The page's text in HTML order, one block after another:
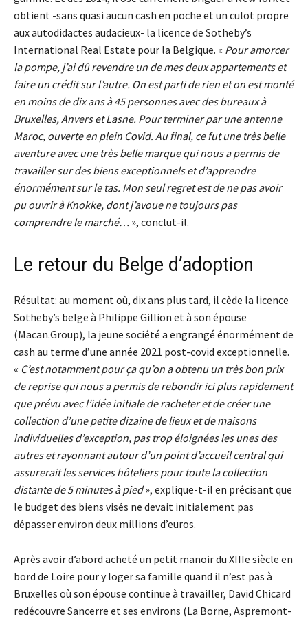
obtient -sans quasi aucun cash en poche et un culot propre
aux autodidactes audacieux- la licence de Sotheby’s
International Real Estate pour la Belgique. « Pour amorcer
la pompe, j’ai dû revendre un de mes deux appartements et
faire un crédit sur l’autre. On est parti de rien et on est monté
en moins de dix ans à 45 personnes avec des bureaux à
Bruxelles, Anvers et Lasne. Pour terminer par une antenne
Maroc, ouverte en plein Covid. Au final, ce fut une très belle
aventure avec une très belle marque qui nous a permis de
travailler sur des biens exceptionnels et d’apprendre
énormément sur le tas. Mon seul regret est de ne pas avoir
pu ouvrir à Knokke, dont j’avoue ne toujours pas
comprendre le marché… », conclut-il.
Le retour du Belge d’adoption
Résultat: au moment où, dix ans plus tard, il cède la licence
Sotheby’s belge à Philippe Gillion et à son épouse
(Macan.Group), la jeune société a engrangé énormément de
cash au terme d’une année 2021 post-covid exceptionnelle.
« C’est notamment pour ça qu’on a obtenu un très bon prix
de reprise qui nous a permis de rebondir ici plus rapidement
que prévu avec l’idée initiale de racheter et de créer une
collection d’une petite dizaine de lieux et de maisons
individuelles d’exception, pas trop éloignées les unes des
autres et rayonnant autour d’un point d’accueil central qui
assurerait les services hôteliers pour toute la collection
distante de 5 minutes à pied», explique-t-il en précisant que
le budget des biens visés ne devait initialement pas
dépasser environ deux millions d’euros.
Après avoir d’abord acheté un petit manoir du XIIIe siècle en
bord de Loire pour y loger sa famille quand il n’est pas à
Bruxelles où son épouse continue à travailler, David Chicard
redécouvre Sancerre et ses environs (La Borne, Aspremont-